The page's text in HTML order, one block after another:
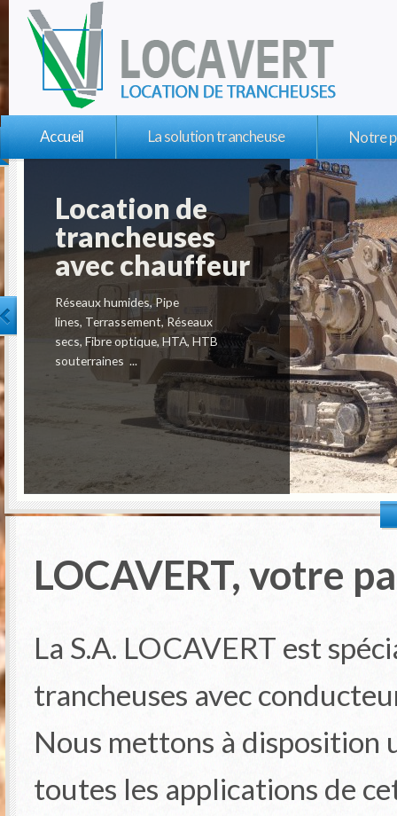
Accueil La solution trancheuse Notre
Location de
trancheuses
avec chauffeur
Réseaux humides, Pipe
lines, Terrassement, Réseaux
secs, Fibre optique, HTA, HTB
souterraines ...
LOCAVERT, votre
La S.A. LOCAVERT est
trancheuses avec
Nous mettons à disposition
toutes les applications de